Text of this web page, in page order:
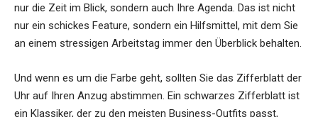
nur die Zeit im Blick, sondern auch Ihre Agenda. Das ist nicht
nur ein schickes Feature, sondern ein Hilfsmittel, mit dem Sie
an einem stressigen Arbeitstag immer den Überblick behalten.
Und wenn es um die Farbe geht, sollten Sie das Zifferblatt der
Uhr auf Ihren Anzug abstimmen. Ein schwarzes Zifferblatt ist
ein Klassiker, der zu den meisten Business-Outfits passt,